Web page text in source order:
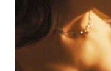
BOROBUDUR
MADURA